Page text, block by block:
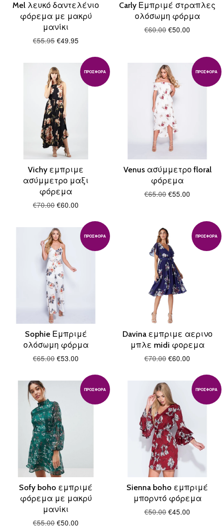
Mel λευκό δαντελένιο
φόρεμα με μακρύ
μανίκι
€55.95 €49.95
Carly Εμπριμέ στραπλες
ολόσωμη φόρμα
€60.00 €50.00
ΠΡΟΣΦΟΡΆ
Vichy εμπριμε
ασύμμετρο μαξι
φόρεμα
€70.00 €60.00
ΠΡΟΣΦΟΡΆ
Venus ασύμμετρο floral
φόρεμα
€65.00 €55.00
ΠΡΟΣΦΟΡΆ
Sophie Εμπριμέ
ολόσωμη φόρμα
€65.00 €53.00
ΠΡΟΣΦΟΡΆ
Davina εμπριμε αερινο
μπλε midi φορεμα
€70.00 €60.00
ΠΡΟΣΦΟΡΆ
Sofy boho εμπριμέ
φόρεμα με μακρύ
μανίκι
€55.00 €50.00
ΠΡΟΣΦΟΡΆ
Sienna boho εμπριμέ
μπορντό φόρεμα
€50.00 €45.00